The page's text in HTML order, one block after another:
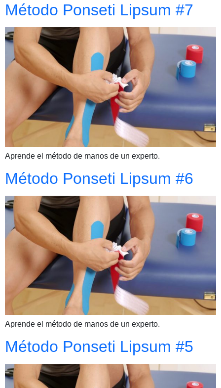
Método Ponseti Lipsum #7
Aprende el método de manos de un experto.
Método Ponseti Lipsum #6
Aprende el método de manos de un experto.
Método Ponseti Lipsum #5